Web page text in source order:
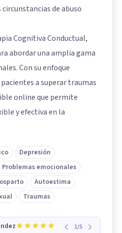
de abuso
Cognitiva Conductual,
abordar una amplia gama
Con su enfoque
a superar traumas
online que permite
y efectiva en la
Depresión
Problemas emocionales
Autoestima
Traumas
1/5